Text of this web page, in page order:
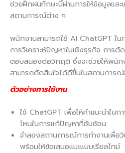
ช่วยฝึกฝนทักษะนี้ผ่านการให้ข้อมูลและ
สถานการณ์ต่าง ๆ
พนักงานสามารถใช้ AI ChatGPT ใ
การวิเคราะห์ปัญหาในเชิงธุรกิจ การ
ตอบสนองต่อวิกฤติ ซึ่งจะช่วยให้พนัก
สามารถตัดสินใจได้ดีขึ้นในสถานการ
ตัวอย่างการใช้งาน
ใช้ ChatGPT เพื่อให้คำแนะนำใน
ไหนในการแก้ปัญหาที่ซับซ้อน
จำลองสถานการณ์การทำงานเพื่อ
พร้อมให้ข้อเสนอแนะแบบเรียลไทม์